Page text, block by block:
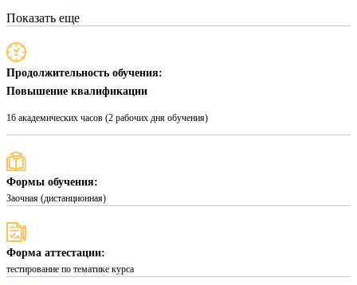
Показать еще
Продолжительность обучения:
Повышение квалификации
16 академических часов (2 рабочих дня обучения)
Формы обучения:
Заочная (дистанционная)
Форма аттестации:
тестирование по тематике курса